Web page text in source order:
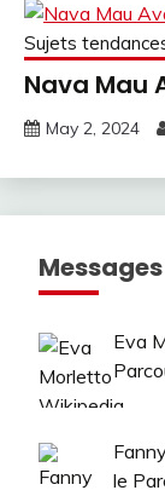
Sujets
Nava Mau
May 2, 2024
Eva
le